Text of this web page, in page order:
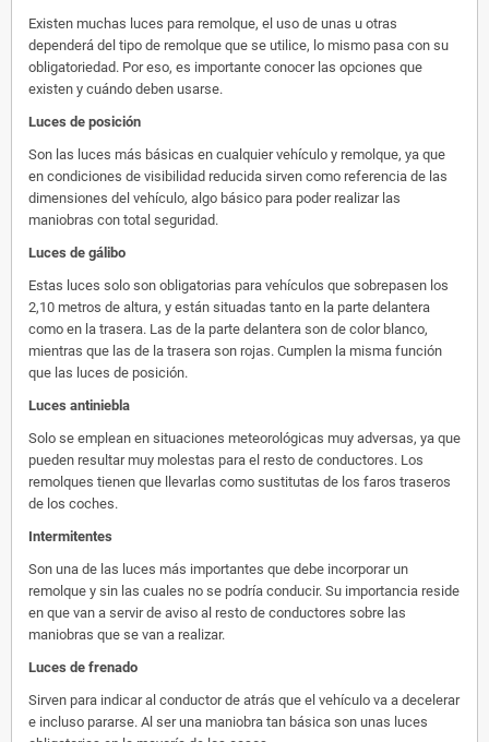
Existen muchas luces para remolque, el uso de unas u otras
dependerá del tipo de remolque que se utilice, lo mismo pasa con su
obligatoriedad. Por eso, es importante conocer las opciones que
existen y cuándo deben usarse.
Luces de posición
Son las luces más básicas en cualquier vehículo y remolque, ya que
en condiciones de visibilidad reducida sirven como referencia de las
dimensiones del vehículo, algo básico para poder realizar las
maniobras con total seguridad.
Luces de gálibo
Estas luces solo son obligatorias para vehículos que sobrepasen los
2,10 metros de altura, y están situadas tanto en la parte delantera
como en la trasera. Las de la parte delantera son de color blanco,
mientras que las de la trasera son rojas. Cumplen la misma función
que las luces de posición.
Luces antiniebla
Solo se emplean en situaciones meteorológicas muy adversas, ya que
pueden resultar muy molestas para el resto de conductores. Los
remolques tienen que llevarlas como sustitutas de los faros traseros
de los coches.
Intermitentes
Son una de las luces más importantes que debe incorporar un
remolque y sin las cuales no se podría conducir. Su importancia reside
en que van a servir de aviso al resto de conductores sobre las
maniobras que se van a realizar.
Luces de frenado
Sirven para indicar al conductor de atrás que el vehículo va a decelerar
e incluso pararse. Al ser una maniobra tan básica son unas luces